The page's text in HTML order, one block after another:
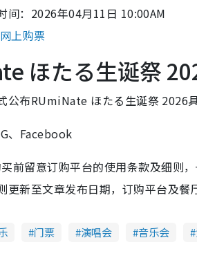
间：2026年04月11日 10:00AM
网上购票
ほたる生诞祭
公布RUmiNate ほたる生诞祭 2026
、Facebook
前留意订购平台的使用条款及细则
更新至文章发布日期，订购平台及
门票 演唱会 音乐会